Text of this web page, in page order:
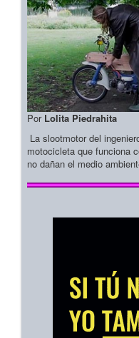
Por Lolita Piedrahita
La slootmotor del
motocicleta que funciona
no dañan el medio